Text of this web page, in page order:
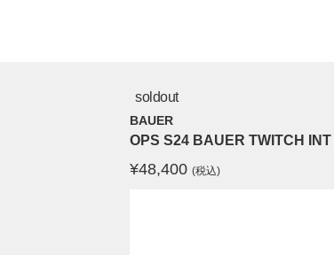
soldout
BAUER
OPS S24 BAUER TWITCH INT
¥48,400 (税込)